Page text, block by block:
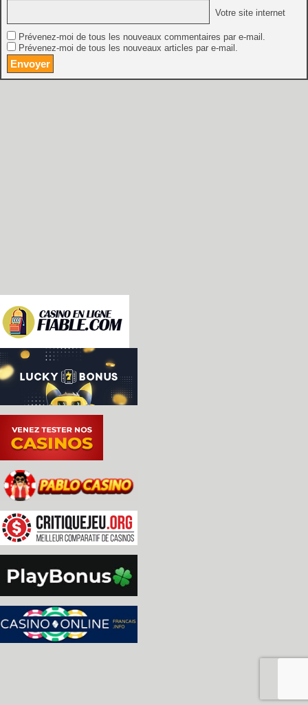
Votre site internet
Prévenez-moi de tous les nouveaux commentaires par e-mail.
Prévenez-moi de tous les nouveaux articles par e-mail.